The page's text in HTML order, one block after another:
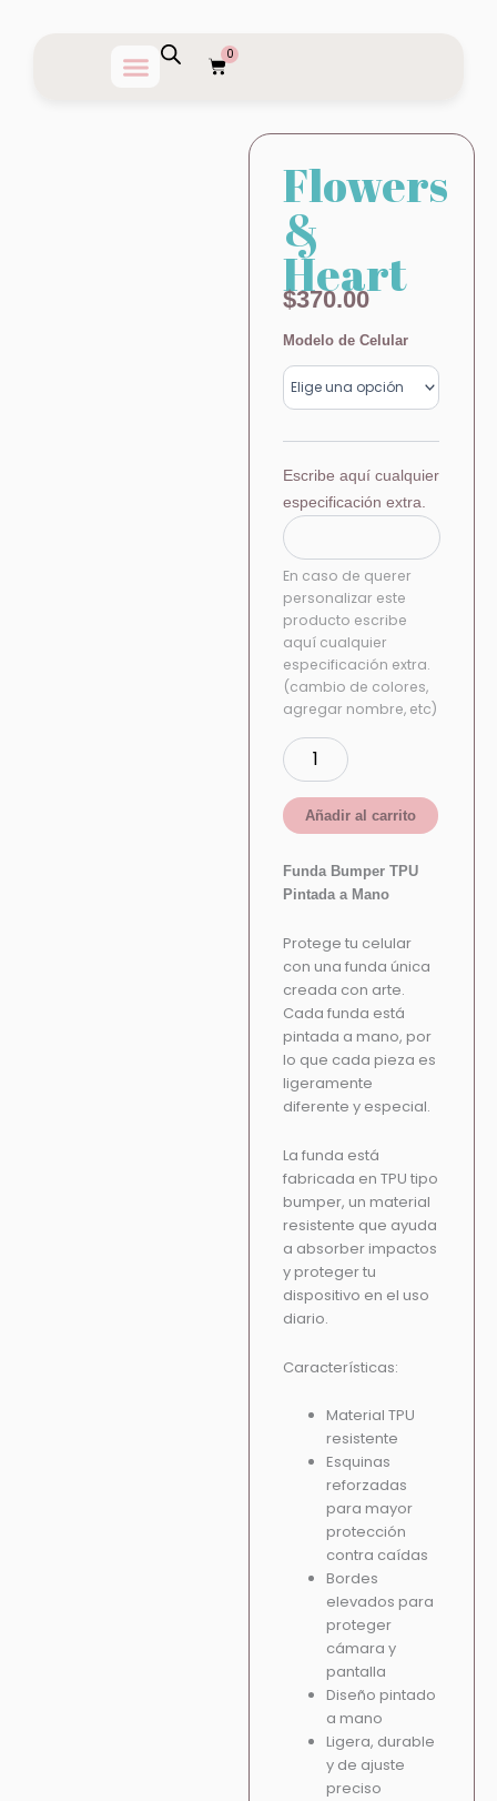
0
Carrito
Flowers
&
Heart
$370.00
Modelo de Celular
Escribe aquí cualquier
especificación extra.
En caso de querer
personalizar este
producto escribe
aquí cualquier
especificación extra.
(cambio de colores,
agregar nombre, etc)
Flowers
Heart
cantidad
Añadir al carrito
Funda Bumper TPU
Pintada a Mano
Protege tu celular
con una funda única
creada con arte.
Cada funda está
pintada a mano, por
lo que cada pieza es
ligeramente
diferente y especial.
La funda está
fabricada en TPU tipo
bumper, un material
resistente que ayuda
a absorber impactos
y proteger tu
dispositivo en el uso
diario.
Características:
Material TPU
resistente
Esquinas
reforzadas
para mayor
protección
contra caídas
Bordes
elevados para
proteger
cámara y
pantalla
Diseño pintado
a mano
Ligera, durable
y de ajuste
preciso